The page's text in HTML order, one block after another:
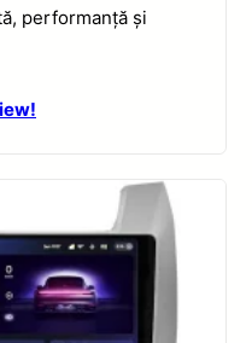
performanță și